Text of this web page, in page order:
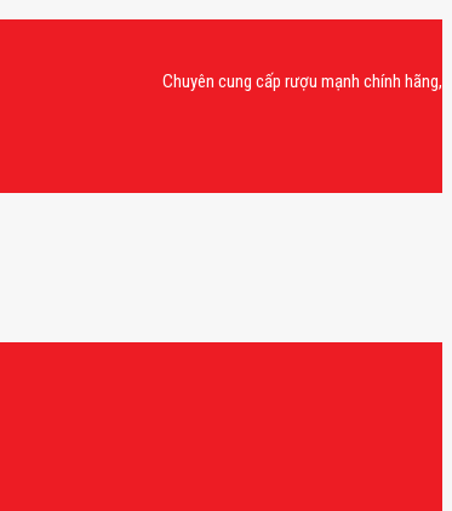
Chuyên cung cấp rượu mạnh chính hãng, rượu